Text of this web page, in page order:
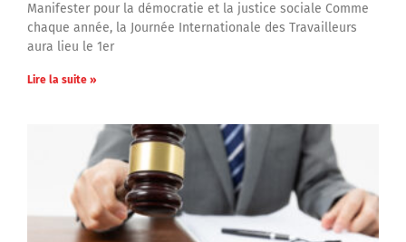
Manifester pour la démocratie et la justice sociale Comme
chaque année, la Journée Internationale des Travailleurs
aura lieu le 1er
Lire la suite »